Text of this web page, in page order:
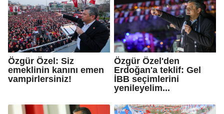
Özgür Özel: Siz
emeklinin kanını emen
vampirlersiniz!
Özgür Özel'den
Erdoğan'a teklif: Gel
İBB seçimlerini
yenileyelim...